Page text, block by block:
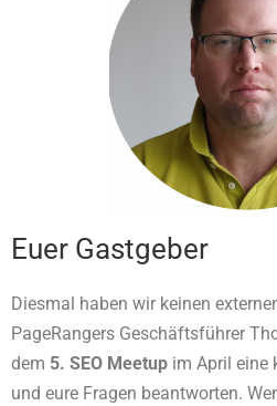
Euer Gastgeber
Diesmal haben wir keinen
PageRangers Geschäftsführer
dem 5. SEO Meetup im April eine
und eure Fragen beantworten.